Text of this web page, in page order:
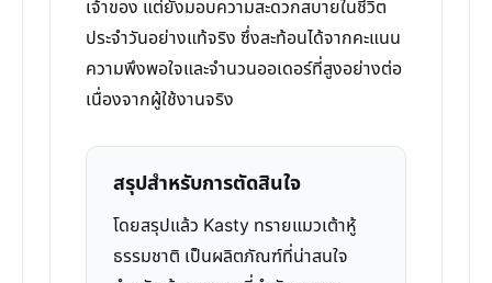
เจ้าของ แต่ยังมอบความสะดวกสบายในชีวิต
ประจำวันอย่างแท้จริง ซึ่งสะท้อนได้จากคะแนน
ความพึงพอใจและจำนวนออเดอร์ที่สูงอย่างต่อ
เนื่องจากผู้ใช้งานจริง
สรุปสำหรับการตัดสินใจ
โดยสรุปแล้ว Kasty ทรายแมวเต้าหู้
ธรรมชาติ เป็นผลิตภัณฑ์ที่น่าสนใจ